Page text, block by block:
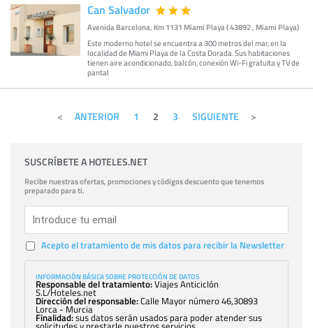
Can Salvador
Avenida Barcelona, Km 1131 Miami Playa ( 43892 , Miami Playa)
Este moderno hotel se encuentra a 300 metros del mar, en la
localidad de Miami Playa de la Costa Dorada. Sus habitaciones
tienen aire acondicionado, balcón, conexión Wi-Fi gratuita y TV de
pantal
ANTERIOR 1 2 3 SIGUIENTE
SUSCRÍBETE A HOTELES.NET
Recibe nuestras ofertas, promociones y códigos descuento que tenemos
preparado para ti.
Acepto el tratamiento de mis datos para recibir la Newsletter
INFORMACIÓN BÁSICA SOBRE PROTECCIÓN DE DATOS
Responsable del tratamiento:Viajes Anticiclón
S.L/Hoteles.net
Dirección del responsable:Calle Mayor número 46,30893
Lorca - Murcia
Finalidad:sus datos serán usados para poder atender sus